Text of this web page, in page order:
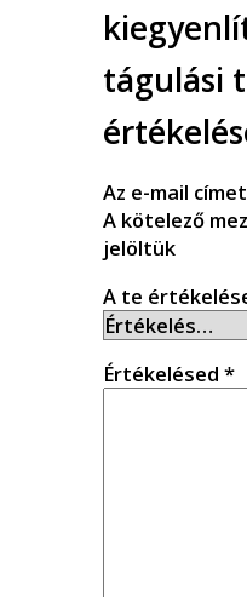
tágulási
Az e-mail
A kötelező
jelöltük
A te
Értékelésed *